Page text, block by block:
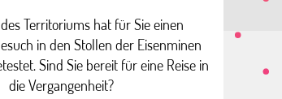
Territoriums hat für Sie einen
in den Stollen der Eisenminen
Sind Sie bereit für eine Reise in
die Vergangenheit?